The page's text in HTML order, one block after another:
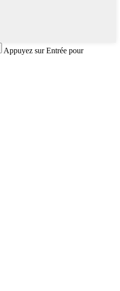
Appuyez sur Entrée pour